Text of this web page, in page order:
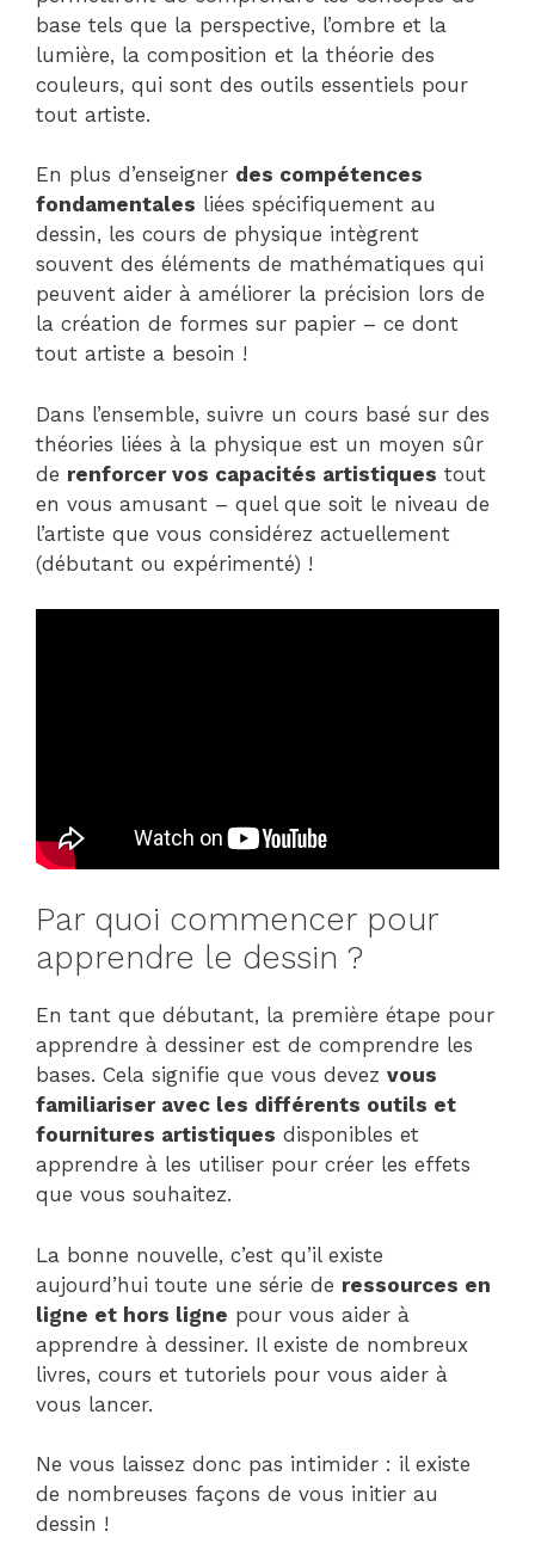
base tels que la perspective, l’ombre et la
lumière, la composition et la théorie des
couleurs, qui sont des outils essentiels pour
tout artiste.
En plus d’enseigner des compétences
fondamentales liées spécifiquement au
dessin, les cours de physique intègrent
souvent des éléments de mathématiques qui
peuvent aider à améliorer la précision lors de
la création de formes sur papier – ce dont
tout artiste a besoin !
Dans l’ensemble, suivre un cours basé sur des
théories liées à la physique est un moyen sûr
de renforcer vos capacités artistiques tout
en vous amusant – quel que soit le niveau de
l’artiste que vous considérez actuellement
(débutant ou expérimenté) !
Par quoi commencer pour
apprendre le dessin ?
En tant que débutant, la première étape pour
apprendre à dessiner est de comprendre les
bases. Cela signifie que vous devez vous
familiariser avec les différents outils et
fournitures artistiques disponibles et
apprendre à les utiliser pour créer les effets
que vous souhaitez.
La bonne nouvelle, c’est qu’il existe
aujourd’hui toute une série de ressources en
ligne et hors ligne pour vous aider à
apprendre à dessiner. Il existe de nombreux
livres, cours et tutoriels pour vous aider à
vous lancer.
Ne vous laissez donc pas intimider : il existe
de nombreuses façons de vous initier au
dessin !